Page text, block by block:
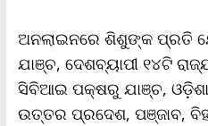
l
y
ଅନଲାଇନରେ ଶିଶୁଙ୍କ ପ୍ରତି
ଯାଞ୍ଚ, ଦେଶବ୍ୟାପୀ ୧୪ଟି
ସିବିଆଇ ପକ୍ଷରୁ ଯାଞ୍ଚ,
ଉତ୍ତର ପ୍ରଦେଶ, ପଞ୍ଜାବ,